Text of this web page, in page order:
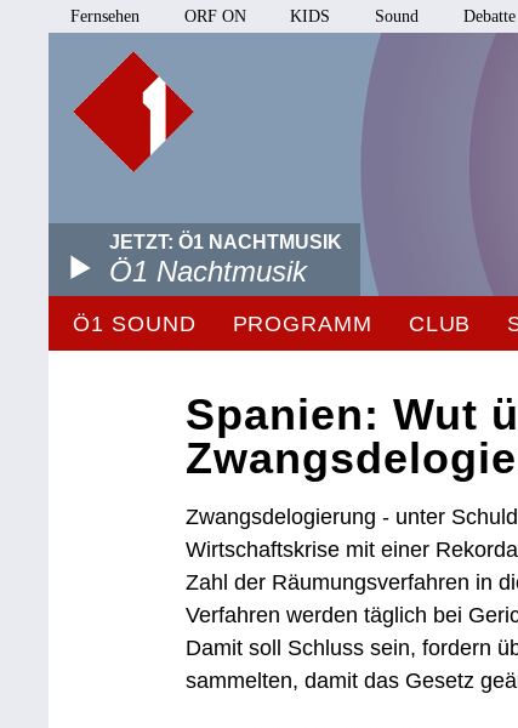
Fernsehen ORF ON KIDS Sound Debatte
JETZT: Ö1 NACHTMUSIK
Ö1 Nachtmusik
Ö1 SOUND PROGRAMM CLUB
Spanien: Wut
Zwangsdelogierung - unter
Wirtschaftskrise mit einer
Zahl der Räumungsverfahren in
Verfahren werden täglich bei
Damit soll Schluss sein, fordern
sammelten, damit das Gesetz